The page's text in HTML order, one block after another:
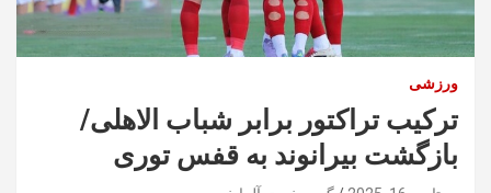
ورزشی
ترکیب تراکتور برابر شباب الاهلی/
بازگشت بیرانوند به قفس توری